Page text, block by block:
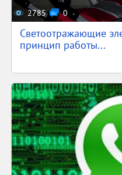
2785 0
Светоотражающие
принцип работы...